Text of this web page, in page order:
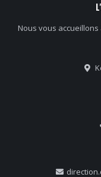
Nous vous accueillons